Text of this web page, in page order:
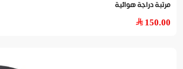
مرتبة دراجة هوائية
150.00